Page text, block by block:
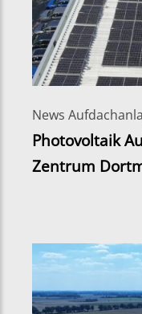
News
Photovoltaik
Zentrum